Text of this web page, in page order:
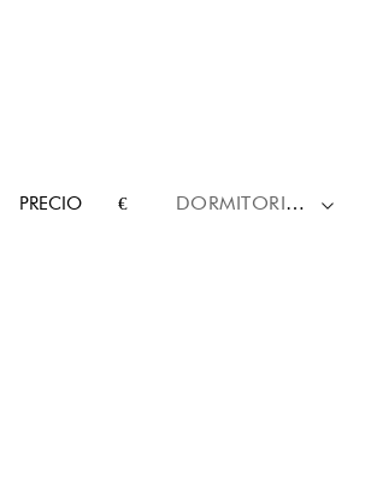
PRECIO € DORMITORIOS